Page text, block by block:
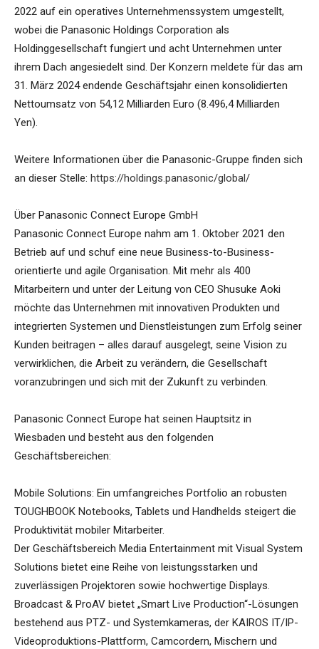
2022 auf ein operatives Unternehmenssystem umgestellt,
wobei die Panasonic Holdings Corporation als
Holdinggesellschaft fungiert und acht Unternehmen unter
ihrem Dach angesiedelt sind. Der Konzern meldete für das am
31. März 2024 endende Geschäftsjahr einen konsolidierten
Nettoumsatz von 54,12 Milliarden Euro (8.496,4 Milliarden
Yen).
Weitere Informationen über die Panasonic-Gruppe finden sich
an dieser Stelle: https://holdings.panasonic/global/
Über Panasonic Connect Europe GmbH
Panasonic Connect Europe nahm am 1. Oktober 2021 den
Betrieb auf und schuf eine neue Business-to-Business-
orientierte und agile Organisation. Mit mehr als 400
Mitarbeitern und unter der Leitung von CEO Shusuke Aoki
möchte das Unternehmen mit innovativen Produkten und
integrierten Systemen und Dienstleistungen zum Erfolg seiner
Kunden beitragen – alles darauf ausgelegt, seine Vision zu
verwirklichen, die Arbeit zu verändern, die Gesellschaft
voranzubringen und sich mit der Zukunft zu verbinden.
Panasonic Connect Europe hat seinen Hauptsitz in
Wiesbaden und besteht aus den folgenden
Geschäftsbereichen:
Mobile Solutions: Ein umfangreiches Portfolio an robusten
TOUGHBOOK Notebooks, Tablets und Handhelds steigert die
Produktivität mobiler Mitarbeiter.
Der Geschäftsbereich Media Entertainment mit Visual System
Solutions bietet eine Reihe von leistungsstarken und
zuverlässigen Projektoren sowie hochwertige Displays.
Broadcast & ProAV bietet „Smart Live Production“-Lösungen
bestehend aus PTZ- und Systemkameras, der KAIROS IT/IP-
Videoproduktions-Plattform, Camcordern, Mischern und